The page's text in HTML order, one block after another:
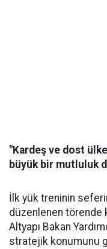
"Kardeş ve dost
büyük bir mutluluk
İlk yük treninin
düzenlenen törende
Altyapı Bakan
stratejik konumunu